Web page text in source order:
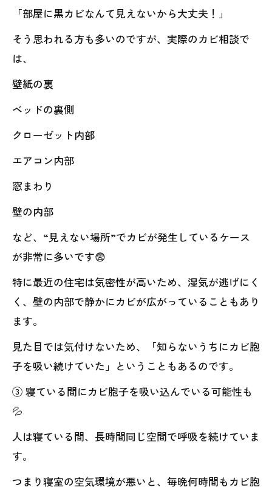
「部屋に黒カビなんて見えないから大丈夫！」
そう思われる方も多いのですが、実際のカビ相談で
は、
壁紙の裏
ベッドの裏側
クローゼット内部
エアコン内部
窓まわり
壁の内部
など、“見えない場所”でカビが発生しているケース
が非常に多いです😨
特に最近の住宅は気密性が高いため、湿気が逃げにく
く、壁の内部で静かにカビが広がっていることもあり
ます。
見た目では気付けないため、「知らないうちにカビ胞
子を吸い続けていた」ということもあるのです。
③ 寝ている間にカビ胞子を吸い込んでいる可能性も
💦
人は寝ている間、長時間同じ空間で呼吸を続けていま
す。
つまり寝室の空気環境が悪いと、毎晩何時間もカビ胞